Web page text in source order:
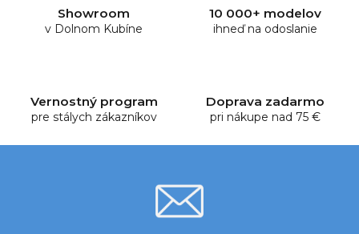
k
v
ý
p
Showroom
v Dolnom Kubíne
10 000+ modelov
ihneď na odoslanie
Vernostný program
pre stálych zákazníkov
Doprava zadarmo
pri nákupe nad 75 €